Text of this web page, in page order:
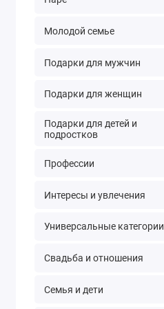
Молодой семье
Подарки для мужчин
Подарки для женщин
Подарки для детей и
подростков
Профессии
Интересы и увлечения
Универсальные категории
Свадьба и отношения
Семья и дети